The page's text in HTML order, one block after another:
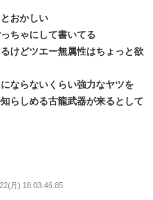
おかしい
ちゃにして書いてる
けどツエー無属性はちょっと欲
ならないくらい強力なヤツを
らしめる古龍武器が来るとして
月) 18:03:46.85